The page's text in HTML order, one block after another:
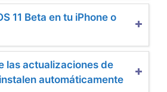
11 Beta en tu iPhone o
las actualizaciones de
automáticamente